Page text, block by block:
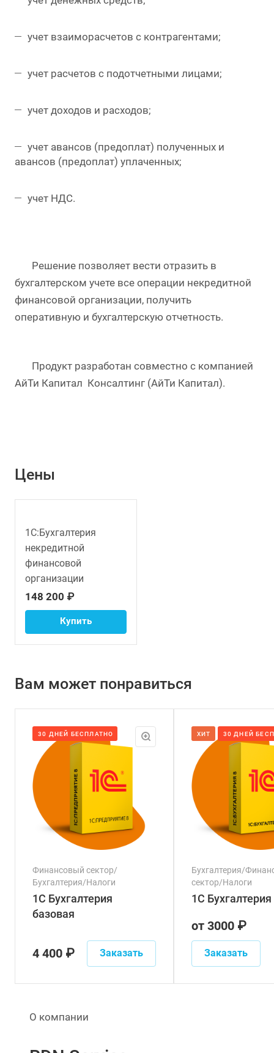
учет взаиморасчетов с контрагентами;
учет расчетов с подотчетными лицами;
учет доходов и расходов;
учет авансов (предоплат) полученных и
авансов (предоплат) уплаченных;
учет НДС.
Решение позволяет вести отразить в
бухгалтерском учете все операции некредитной
финансовой организации, получить
оперативную и бухгалтерскую отчетность.
Продукт разработан совместно с компанией
АйТи Капитал Консалтинг (АйТи Капитал).
Цены
1С:Бухгалтерия
некредитной
финансовой
организации
148 200 ₽
Купить
Вам может понравиться
30 ДНЕЙ БЕСПЛАТНО
Финансовый сектор/
Бухгалтерия/Налоги
1С Бухгалтерия
базовая
4 400 ₽ Заказать
ХИТ 30 ДНЕЙ
Бухгалтерия/
сектор/Налоги
1С
от 3000 ₽
Заказать
О компании